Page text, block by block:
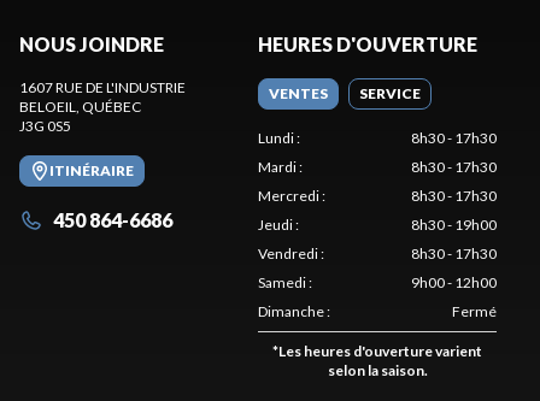
NOUS JOINDRE
1607 RUE DE L'INDUSTRIE
BELOEIL, QUÉBEC
J3G 0S5
ITINÉRAIRE
450 864-6686
HEURES D'OUVERTURE
VENTES SERVICE
Lundi:
8h30 - 17h30
Mardi:
8h30 - 17h30
Mercredi:
8h30 - 17h30
Jeudi:
8h30 - 19h00
Vendredi:
8h30 - 17h30
Samedi:
9h00 - 12h00
Dimanche: Fermé
*Les heures d'ouverture varient
selon la saison.